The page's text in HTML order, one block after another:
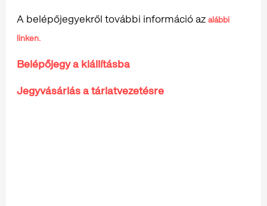
A belépőjegyekről további információ az alábbi
linken.
Belépőjegy a kiállításba
Jegyvásárlás a tárlatvezetésre